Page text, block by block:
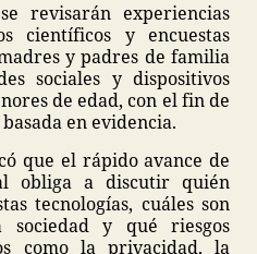
revisarán experiencias
científicos y encuestas
y padres de familia
sociales y dispositivos
de edad, con el fin de
en evidencia.
que el rápido avance de
obliga a discutir quién
tecnologías, cuáles son
sociedad y qué riesgos
como la privacidad, la